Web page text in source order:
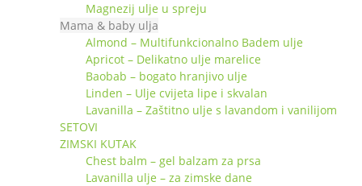
Magnezij ulje u spreju
Mama & baby ulja
Almond – Multifunkcionalno Badem ulje
Apricot – Delikatno ulje marelice
Baobab – bogato hranjivo ulje
Linden – Ulje cvijeta lipe i skvalan
Lavanilla – Zaštitno ulje s lavandom i vanilijom
SETOVI
ZIMSKI KUTAK
Chest balm – gel balzam za prsa
Lavanilla ulje – za zimske dane